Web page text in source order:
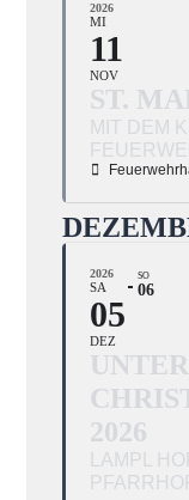
2026
MI
11
NOV
ST.
MIT DEM
2026
SA
05
DEZ
SO
06
2026
LAMPL